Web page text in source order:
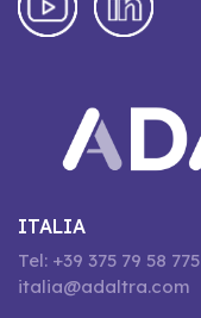
ITALIA
Tel: +39 375 79 58 775
italia@adaltra.com